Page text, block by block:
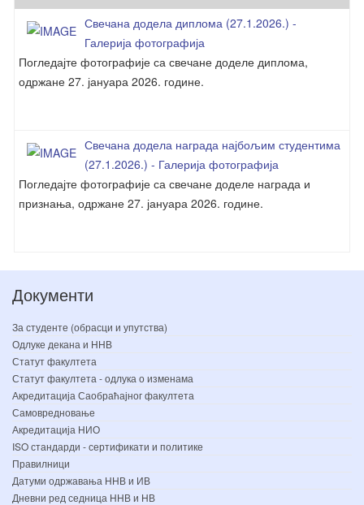
Свечана додела диплома (27.1.2026.) -
Галерија фотографија
Погледајте фотографије са свечане доделе диплома,
одржане 27. јануара 2026. године.
Свечана додела награда најбољим студентима
(27.1.2026.) - Галерија фотографија
Погледајте фотографије са свечане доделе награда и
признања, одржане 27. јануара 2026. године.
Документи
За студенте (обрасци и упутства)
Одлуке декана и ННВ
Статут факултета
Статут факултета - одлука о изменама
Акредитација Саобраћајног факултета
Самовредновање
Акредитација НИО
ISO стандарди - сертификати и политике
Правилници
Датуми одржавања ННВ и ИВ
Дневни ред седница ННВ и НВ